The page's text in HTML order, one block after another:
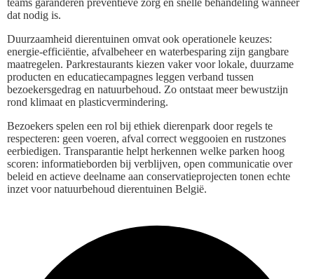
teams garanderen preventieve zorg en snelle behandeling wanneer
dat nodig is.
Duurzaamheid dierentuinen omvat ook operationele keuzes:
energie-efficiëntie, afvalbeheer en waterbesparing zijn gangbare
maatregelen. Parkrestaurants kiezen vaker voor lokale, duurzame
producten en educatiecampagnes leggen verband tussen
bezoekersgedrag en natuurbehoud. Zo ontstaat meer bewustzijn
rond klimaat en plasticvermindering.
Bezoekers spelen een rol bij ethiek dierenpark door regels te
respecteren: geen voeren, afval correct weggooien en rustzones
eerbiedigen. Transparantie helpt herkennen welke parken hoog
scoren: informatieborden bij verblijven, open communicatie over
beleid en actieve deelname aan conservatieprojecten tonen echte
inzet voor natuurbehoud dierentuinen België.